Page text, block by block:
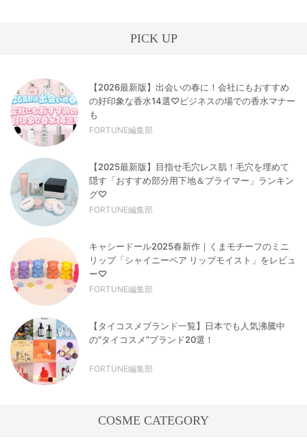
PICK UP
【2026最新版】出会いの春に！会社にもおすすめ
の好印象な香水14選♡ビジネスの場での香水マナー
も
FORTUNE編集部
【2025最新版】目指せ毛穴レス肌！毛穴を埋めて
隠す「おすすめ部分用下地＆プライマー」ランキン
グ♡
FORTUNE編集部
キャシードール2025春新作｜くまモチーフのミニ
リップ「シャイニーベア リップモイスト」をレビュ
ー♡
FORTUNE編集部
【タイコスメブランド一覧】日本でも人気沸騰中
の“タイコスメ”ブランド20選！
FORTUNE編集部
COSME CATEGORY